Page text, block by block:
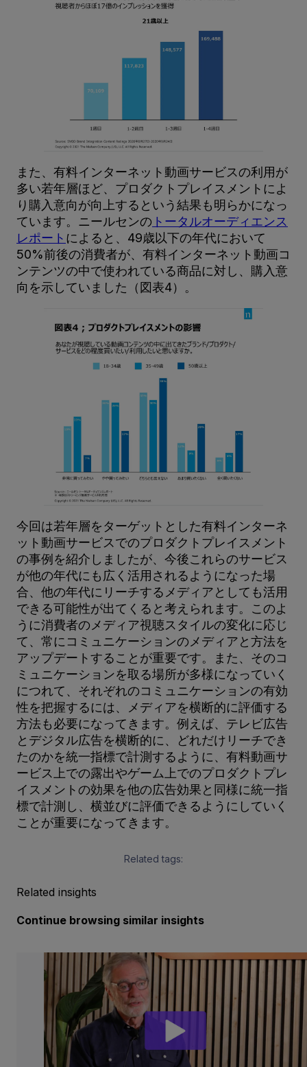
また、有料インターネット動画サービスの利用が
多い若年層ほど、プロダクトプレイスメントによ
り購入意向が向上するという結果も明らかになっ
ています。ニールセンの トータルオーディエンス
レポート によると、49歳以下の年代において
50%前後の消費者が、有料インターネット動画コ
ンテンツの中で使われている商品に対し、購入意
向を示していました（図表4）。
今回は若年層をターゲットとした有料インターネ
ット動画サービスでのプロダクトプレイスメント
の事例を紹介しましたが、今後これらのサービス
が他の年代にも広く活用されるようになった場
合、他の年代にリーチするメディアとしても活用
できる可能性が出てくると考えられます。このよ
うに消費者のメディア視聴スタイルの変化に応じ
て、常にコミュニケーションのメディアと方法を
アップデートすることが重要です。また、そのコ
ミュニケーションを取る場所が多様になっていく
につれて、それぞれのコミュニケーションの有効
性を把握するには、メディアを横断的に評価する
方法も必要になってきます。例えば、テレビ広告
とデジタル広告を横断的に、どれだけリーチでき
たのかを統一指標で計測するように、有料動画サ
ービス上での露出やゲーム上でのプロダクトプレ
イスメントの効果を他の広告効果と同様に統一指
標で計測し、横並びに評価できるようにしていく
ことが重要になってきます。
Related tags:
Related insights
Continue browsing similar insights